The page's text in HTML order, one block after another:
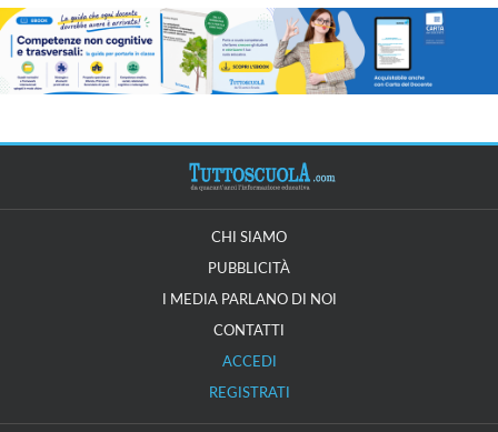
CHI SIAMO
PUBBLICITÀ
I MEDIA PARLANO DI NOI
CONTATTI
ACCEDI
REGISTRATI